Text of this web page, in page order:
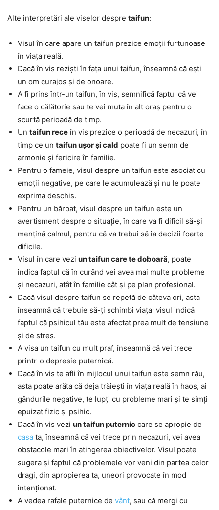
Alte interpretări ale viselor despre taifun:
Visul în care apare un taifun prezice emoții furtunoase
în viața reală.
Dacă în vis reziști în fața unui taifun, înseamnă că ești
un om curajos și de onoare.
A fi prins într-un taifun, în vis, semnifică faptul că vei
face o călătorie sau te vei muta în alt oraș pentru o
scurtă perioadă de timp.
Un taifun receîn vis prezice o perioadă de necazuri, în
timp ce un taifun ușor și cald poate fi un semn de
armonie și fericire în familie.
Pentru o fameie, visul despre un taifun este asociat cu
emoții negative, pe care le acumulează și nu le poate
exprima deschis.
Pentru un bărbat, visul despre un taifun este un
avertisment despre o situație, în care va fi dificil să-și
mențină calmul, pentru că va trebui să ia decizii foarte
dificile.
Visul în care vezi un taifun care te doboară, poate
indica faptul că în curând vei avea mai multe probleme
și necazuri, atât în familie cât și pe plan profesional.
Dacă visul despre taifun se repetă de câteva ori, asta
înseamnă că trebuie să-ți schimbi viața; visul indică
faptul că psihicul tău este afectat prea mult de tensiune
și de stres.
A visa un taifun cu mult praf, înseamnă că vei trece
printr-o depresie puternică.
Dacă în vis te afli în mijlocul unui taifun este semn rău,
asta poate arăta că deja trăiești în viața reală în haos, ai
gândurile negative, te lupți cu probleme mari și te simți
epuizat fizic și psihic.
Dacă în vis vezi un taifun puternic care se apropie de
casa ta, înseamnă că vei trece prin necazuri, vei avea
obstacole mari în atingerea obiectivelor. Visul poate
sugera și faptul că problemele vor veni din partea celor
dragi, din apropierea ta, uneori provocate în mod
intenționat.
A vedea rafale puternice de vânt, sau că mergi cu